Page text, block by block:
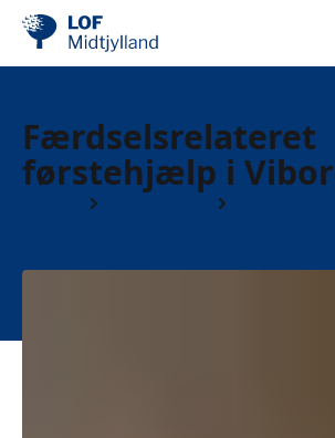
Færdselsrelateret
førstehjælp i